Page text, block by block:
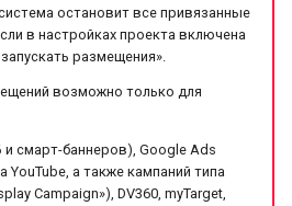
остановит все привязанные
в настройках проекта включена
размещения».
возможно только для
смарт-баннеров), Google Ads
а также кампаний типа
Campaign»), DV360, myTarget,